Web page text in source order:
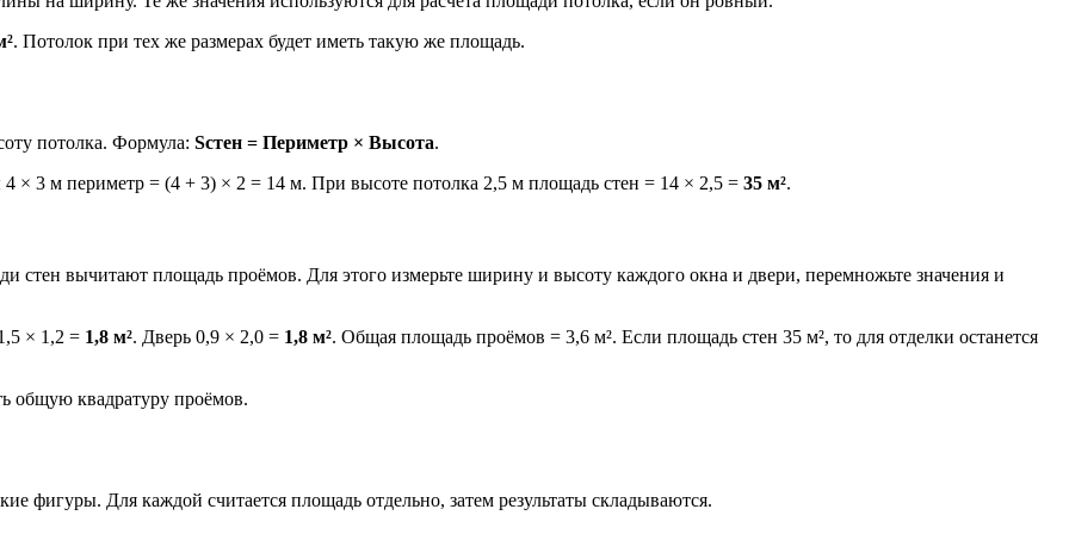
. Потолок при тех же размерах будет иметь такую же площадь.
потолка. Формула: Sстен = Периметр × Высота.
× 3 м периметр = (4 + 3) × 2 = 14 м. При высоте потолка 2,5 м площадь стен = 14 × 2,5 = 35 м².
стен вычитают площадь проёмов. Для этого измерьте ширину и высоту каждого окна и двери, перемножьте значения и
× 1,2 = 1,8 м². Дверь 0,9 × 2,0 = 1,8 м². Общая площадь проёмов = 3,6 м². Если площадь стен 35 м², то для отделки останется
общую квадратуру проёмов.
фигуры. Для каждой считается площадь отдельно, затем результаты складываются.